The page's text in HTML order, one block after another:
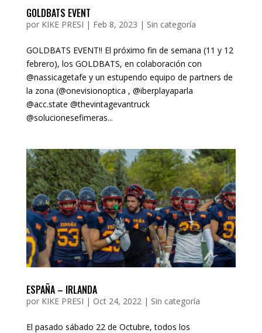
GOLDBATS EVENT
por KIKE PRESI | Feb 8, 2023 | Sin categoría
GOLDBATS EVENT!! El próximo fin de semana (11 y 12
febrero), los GOLDBATS, en colaboración con
@nassicagetafe y un estupendo equipo de partners de
la zona (@onevisionoptica , @iberplayaparla
@acc.state @thevintagevantruck
@solucionesefimeras...
ESPAÑA – IRLANDA
por KIKE PRESI | Oct 24, 2022| Sin categoría
El pasado sábado 22 de Octubre, todos los